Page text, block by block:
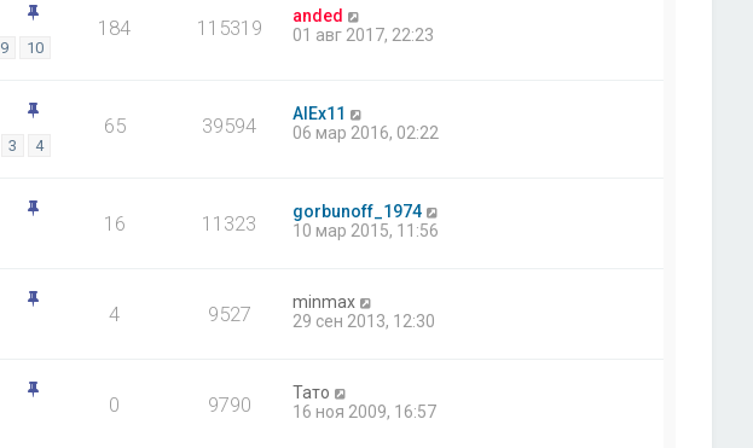
9 10
184 115319
anded
01 авг 2017, 22:23
3 4
65 39594
AlEx11
06 мар 2016, 02:22
16 11323
gorbunoff_1974
10 мар 2015, 11:56
4 9527
minmax
29 сен 2013, 12:30
0 9790
Тато
16 ноя 2009, 16:57